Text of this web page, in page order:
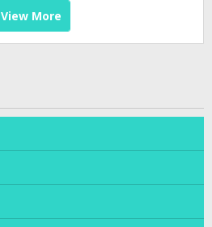
View More